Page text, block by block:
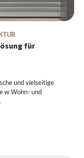
für
und vielseitige
w Wohn- und